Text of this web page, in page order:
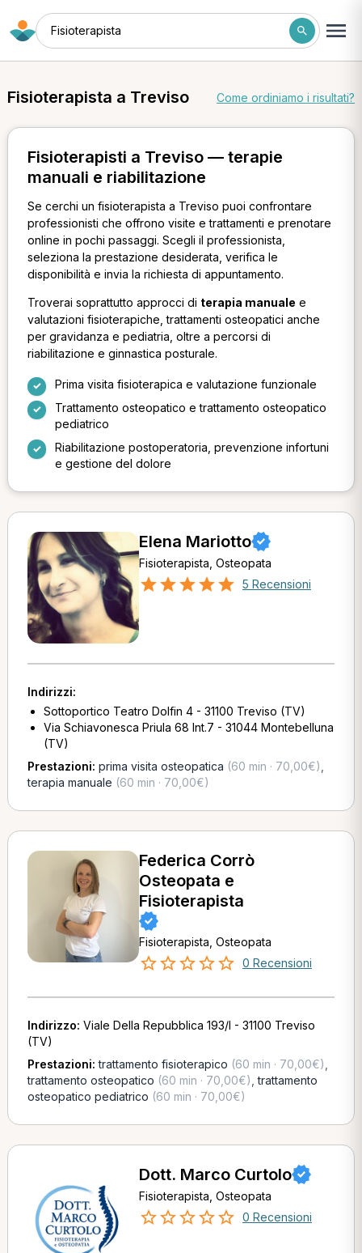
Fisioterapista
Fisioterapista a Treviso Come ordiniamo i risultati?
Fisioterapisti a Treviso — terapie
manuali e riabilitazione
Se cerchi un fisioterapista a Treviso puoi confrontare
professionisti che offrono visite e trattamenti e prenotare
online in pochi passaggi. Scegli il professionista,
seleziona la prestazione desiderata, verifica le
disponibilità e invia la richiesta di appuntamento.
Troverai soprattutto approcci di terapia manuale e
valutazioni fisioterapiche, trattamenti osteopatici anche
per gravidanza e pediatria, oltre a percorsi di
riabilitazione e ginnastica posturale.
Prima visita fisioterapica e valutazione funzionale
Trattamento osteopatico e trattamento osteopatico
pediatrico
Riabilitazione postoperatoria, prevenzione infortuni
e gestione del dolore
Elena Mariotto
Fisioterapista, Osteopata
5 Recensioni
Indirizzi:
Sottoportico Teatro Dolfin 4 - 31100 Treviso (TV)
Via Schiavonesca Priula 68 Int.7 - 31044 Montebelluna
(TV)
Prestazioni: prima visita osteopatica (60 min · 70,00€)
terapia manuale (60 min · 70,00€)
Federica Corrò
Osteopata e
Fisioterapista
Fisioterapista, Osteopata
0 Recensioni
Indirizzo: Viale Della Repubblica 193/I - 31100 Treviso
(TV)
Prestazioni:trattamento fisioterapico (60 min · 70,00€)
trattamento osteopatico (60 min · 70,00€) ,trattamento
osteopatico pediatrico (60 min · 70,00€)
Dott. Marco Curtolo
Fisioterapista, Osteopata
0 Recensioni